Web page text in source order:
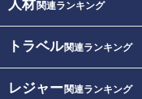
人材関連ランキング
トラベル関連ランキング
レジャー関連ランキング